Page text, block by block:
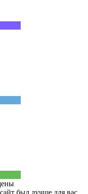
был лучше для вас.